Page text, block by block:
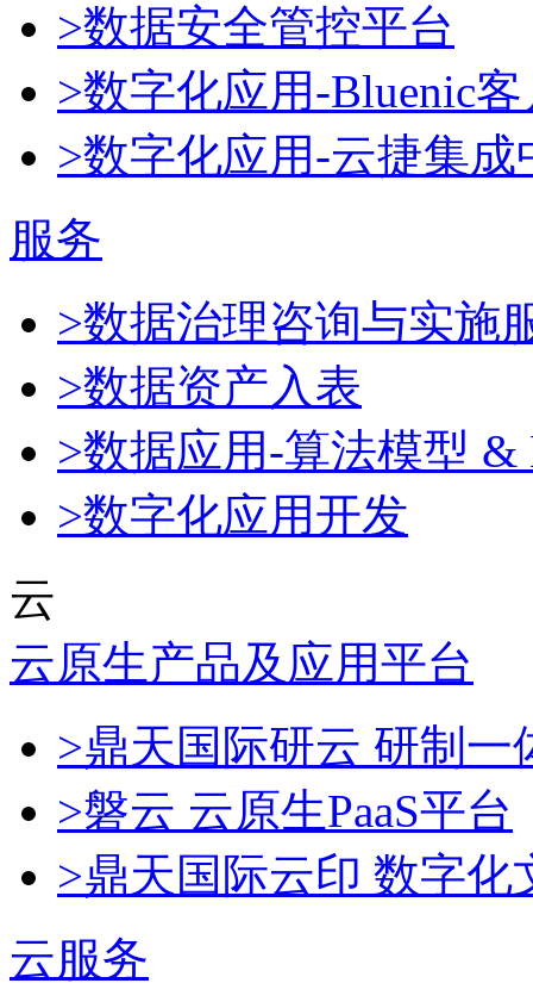
>数据安全管控平台
>数字化应用-Bluenic
>数字化应用-云捷集成
服务
>数据治理咨询与实施
>数据资产入表
>数据应用-算法模型 &
>数字化应用开发
云
云原生产品及应用平台
>鼎天国际研云 研制
>磐云 云原生PaaS平台
>鼎天国际云印 数字化
云服务